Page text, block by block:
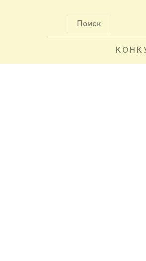
Поиск